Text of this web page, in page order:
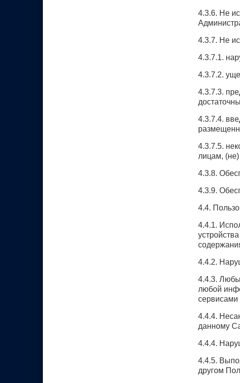
4.3.6. Не
4.3.7. Не
4.3.7.1.
4.3.7.2.
4.3.7.3.
4.3.7.4.
4.3.7.5.
лицам,
4.3.8.
4.3.9.
4.4.
4.4.1.
4.4.2.
4.4.3.
любой
сервисами
4.4.4.
данному
4.4.4.
4.4.5.
другом